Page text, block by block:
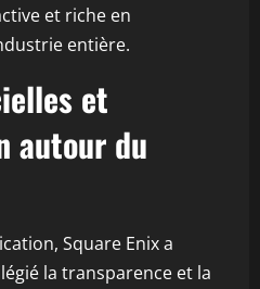
et riche en
entière.
et
autour du
Square Enix a
la transparence et la